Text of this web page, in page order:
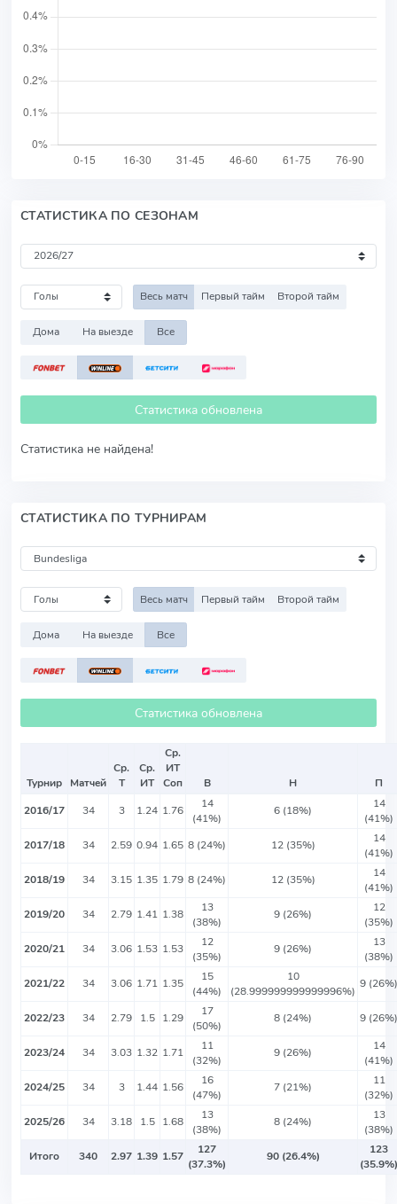
СТАТИСТИКА ПО СЕЗОНАМ
Весь матч Первый тайм Второй тайм
Дома На выезде Все
Статистика обновлена
Статистика не найдена!
СТАТИСТИКА ПО ТУРНИРАМ
Весь матч Первый тайм Второй тайм
Дома На выезде Все
Статистика обновлена
Турнир Матчей
Ср.
Т
Ср.
ИТ
Ср.
ИТ
Соп
В Н
П
2016/17
34 3 1.24 1.76
14
(41%)
6 (18%)
14
(41%)
2017/18
34 2.59 0.94 1.65 8 (24%) 12 (35%)
14
(41%)
2018/19
34 3.15 1.35 1.79 8 (24%) 12 (35%)
14
(41%)
2019/20
34 2.79 1.41 1.38
13
(38%)
9 (26%)
12
(35%)
2020/21
34 3.06 1.53 1.53
12
(35%)
9 (26%)
13
(38%)
2021/22
34 3.06 1.71 1.35
15
(44%)
10
(28.999999999999996%)
9 (26%)
2022/23 34 2.79 1.5 1.29
17
(50%)
8 (24%) 9 (26%)
2023/24 34 3.03 1.32 1.71
11
(32%)
9 (26%)
14
(41%)
2024/25
34 3 1.44 1.56
16
(47%)
7 (21%)
11
(32%)
2025/26
34 3.18 1.5 1.68
13
(38%)
8 (24%)
13
(38%)
Итого
340 2.97 1.39 1.57
127
(37.3%)
90 (26.4%)
123
(35.9%)